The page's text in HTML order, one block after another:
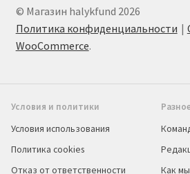
© Магазин halykfund 2026
Политика конфиденциальности
WooCommerce.
Условия и политики
Условия использования
Политика cookies
Отказ от ответственности
Как